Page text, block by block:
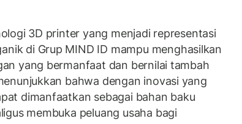
3D printer yang menjadi representasi
di Grup MIND ID mampu menghasilkan
yang bermanfaat dan bernilai tambah
bahwa dengan inovasi yang
dimanfaatkan sebagai bahan baku
membuka peluang usaha bagi